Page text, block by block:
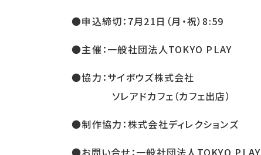
●申込締切：7月21日（月・祝）8:59
●主催：一般社団法人TOKYO PLAY
●協力：サイボウズ株式会社
ソレアドカフェ（カフェ出店）
●制作協力：株式会社ディレクションズ
●お問い合せ：一般社団法人TOKYO PLAY